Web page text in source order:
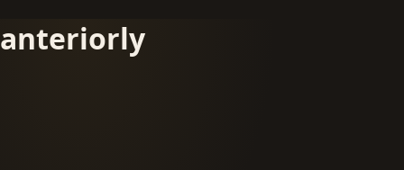
anteriorly